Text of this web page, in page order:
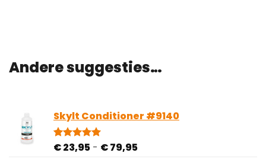
Andere suggesties…
Skylt Conditioner #9140
Gewaardeerd
5
€23,95 - €79,95Prijsklasse: